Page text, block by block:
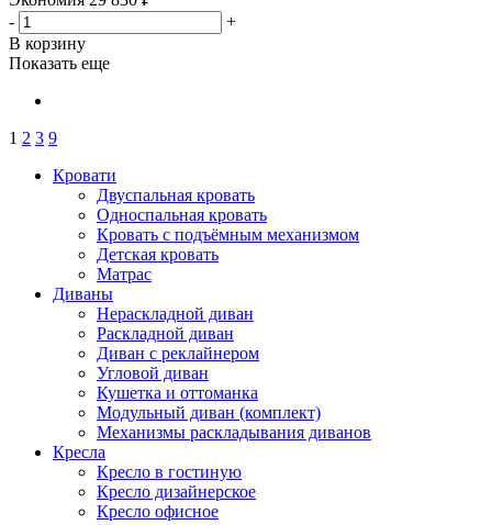
-
+
В корзину
Показать еще
1 2 3 9
Кровати
Двуспальная кровать
Односпальная кровать
Кровать с подъёмным механизмом
Детская кровать
Матрас
Диваны
Нераскладной диван
Раскладной диван
Диван с реклайнером
Угловой диван
Кушетка и оттоманка
Модульный диван (комплект)
Механизмы раскладывания диванов
Кресла
Кресло в гостиную
Кресло дизайнерское
Кресло офисное